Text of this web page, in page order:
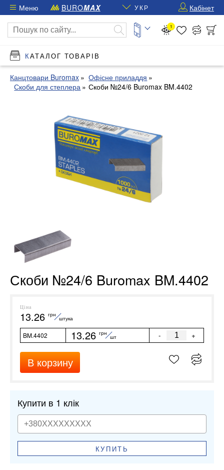
Меню BUROMAX УКР Кабінет
1
КАТАЛОГ ТОВАРІВ
Канцтовари Buromax
Офісне приладдя
Скоби для степлера
Скоби №24/6 Buromax BM.4402
Скоби №24/6 Buromax BM.4402
Ціна
13.26 грн
штука
BM.4402 13.26 грн
шт - +
В корзину
Купити в 1 клік
КУПИТЬ